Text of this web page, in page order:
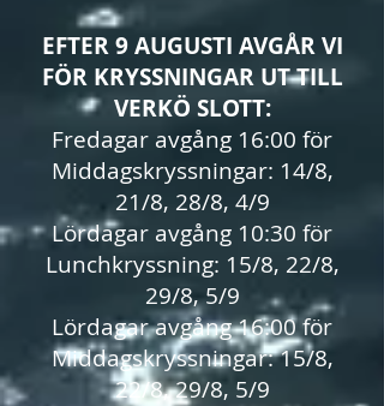
EFTER 9 AUGUSTI AVGÅR VI
FÖR KRYSSNINGAR UT TILL
VERKÖ SLOTT:
Fredagar avgång 16:00 för
Middagskryssningar: 14/8,
21/8, 28/8, 4/9
Lördagar avgång 10:30 för
Lunchkryssning: 15/8, 22/8,
29/8, 5/9
Lördagar avgång 16:00 för
Middagskryssningar: 15/8,
22/8, 29/8, 5/9